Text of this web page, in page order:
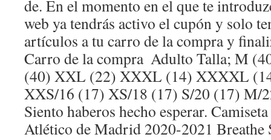
de. En el momento en el que te
web ya tendrás activo el cupón y solo
artículos a tu carro de la compra y
Carro de la compra Adulto Talla; M
(40) XXL (22) XXXL (14) XXXXL
XXS/16 (17) XS/18 (17) S/20 (17) M/
Siento haberos hecho esperar.
Atlético de Madrid 2020-2021 Breathe